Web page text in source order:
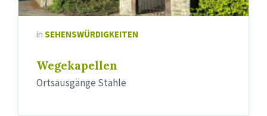
in SEHENSWÜRDIGKEITEN
Wegekapellen
Ortsausgänge Stahle